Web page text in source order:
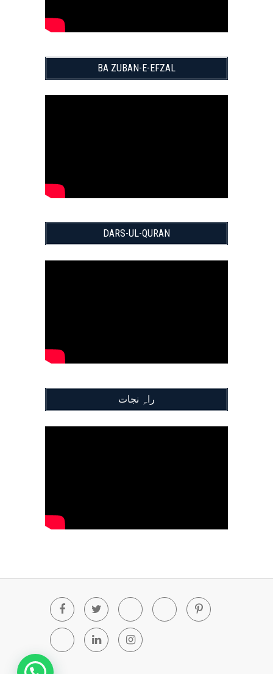
BA ZUBAN-E-EFZAL
DARS-UL-QURAN
راہِ نجات
FacebookTwitter Youtube Blogger Pinterest
Tumblr LinkedinInstagram